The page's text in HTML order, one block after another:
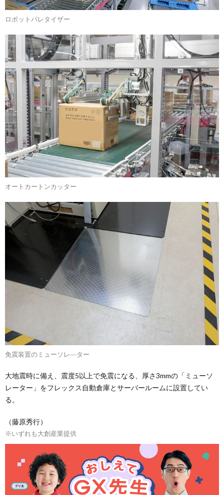
ロボットパレタイザー
オートカートンカッター
免震装置のミューソレ―ター
大地震時に備え、震度5以上で免震になる、厚さ3mmの「ミューソ
レーター」をフレックス自動倉庫とサーバールームに設置してい
る。
（藤原秀行）
※いずれも大創産業提供